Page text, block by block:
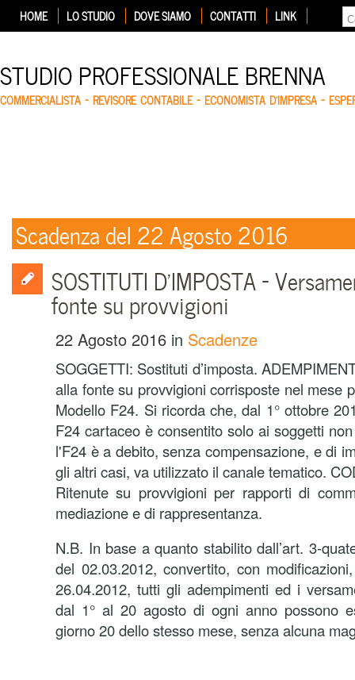
HOME LO STUDIO DOVE SIAMO CONTATTI LINK
STUDIO PROFESSIONALE BRENNA
COMMERCIALISTA – REVISORE CONTABILE – ECONOMISTA D'IMPRESA –
Scadenza del 22 Agosto 2016
SOSTITUTI D’IMPOSTA –
fonte su provvigioni
22 Agosto 2016 in Scadenze
SOGGETTI: Sostituti d’imposta.
alla fonte su provvigioni corrisposte nel mese
Modello F24. Si ricorda che, dal 1° ottobre
F24 cartaceo è consentito solo ai soggetti
l'F24 è a debito, senza compensazione, e di
gli altri casi, va utilizzato il canale tematico.
Ritenute su provvigioni per rapporti di
mediazione e di rappresentanza.
N.B. In base a quanto stabilito dall’art. 3-
del 02.03.2012, convertito, con
26.04.2012, tutti gli adempimenti ed i
dal 1° al 20 agosto di ogni anno possono
giorno 20 dello stesso mese, senza alcuna